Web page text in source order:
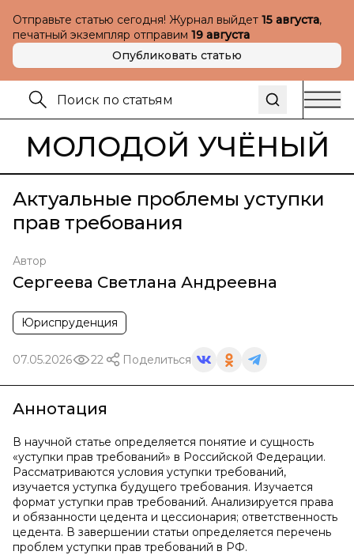
Отправьте статью сегодня! Журнал выйдет 15 августа,
печатный экземпляр отправим 19 августа
Опубликовать статью
МОЛОДОЙ УЧЁНЫЙ
Актуальные проблемы уступки
прав требования
Автор
Сергеева Светлана Андреевна
Юриспруденция
07.05.2026 22 Поделиться
Аннотация
В научной статье определяется понятие и сущность
«уступки прав требований» в Российской Федерации.
Рассматриваются условия уступки требований,
изучается уступка будущего требования. Изучается
формат уступки прав требований. Анализируется права
и обязанности цедента и цессионария; ответственность
цедента. В завершении статьи определяется перечень
проблем уступки прав требований в РФ.